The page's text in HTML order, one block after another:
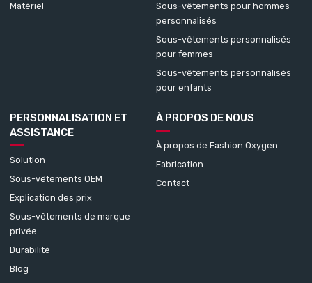
Matériel
Sous-vêtements pour hommes
personnalisés
Sous-vêtements personnalisés
pour femmes
Sous-vêtements personnalisés
pour enfants
PERSONNALISATION ET
ASSISTANCE
Solution
Sous-vêtements OEM
Explication des prix
Sous-vêtements de marque
privée
Durabilité
Blog
À PROPOS DE NOUS
À propos de Fashion Oxygen
Fabrication
Contact